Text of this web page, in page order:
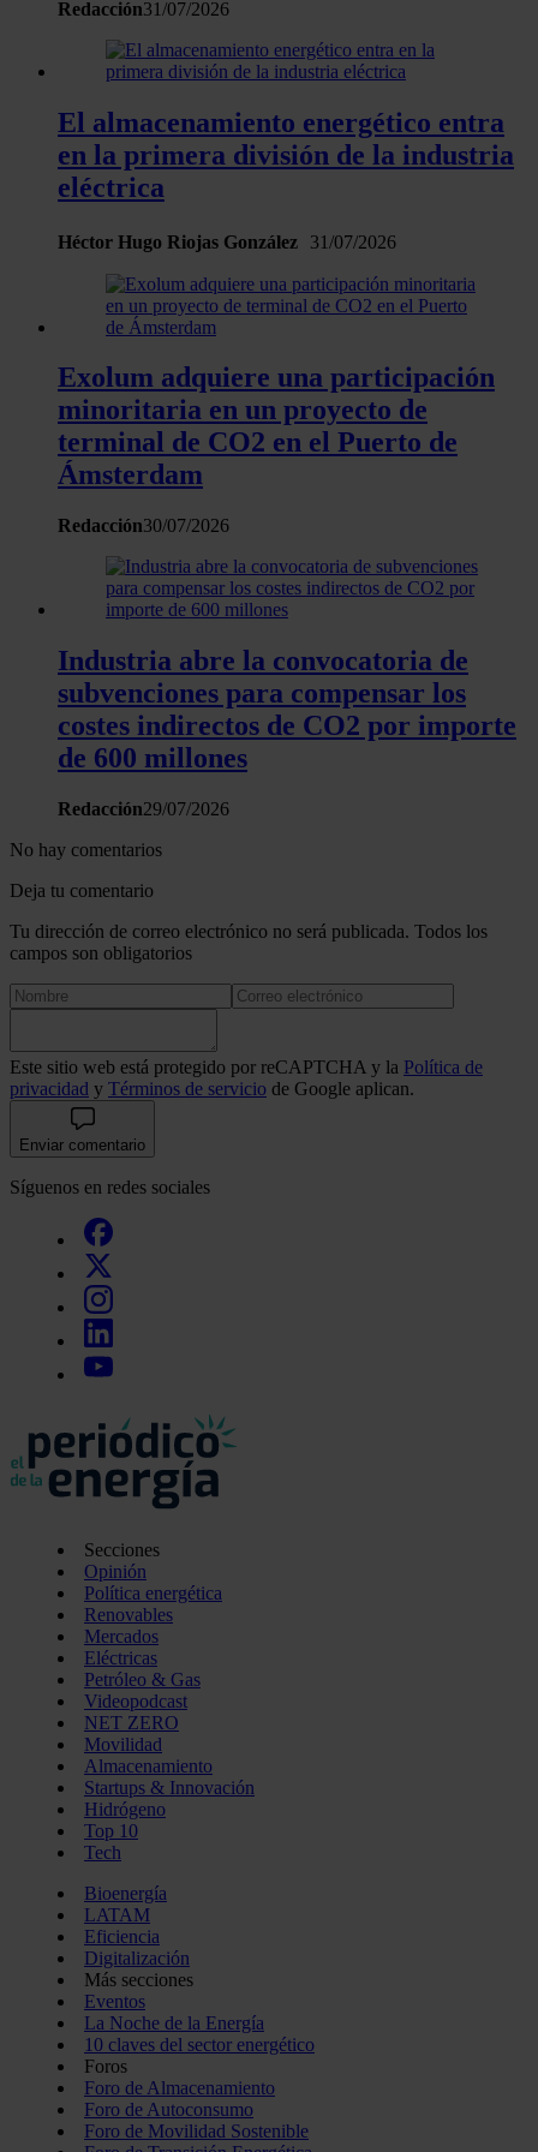
partir del uso que haya hecho de sus servicios.
Redacción31/07/2026
El almacenamiento energético entra
en la primera división de la industria
eléctrica
Héctor Hugo Riojas González 31/07/2026
Exolum adquiere una participación
minoritaria en un proyecto de
terminal de CO2 en el Puerto de
Ámsterdam
Redacción30/07/2026
Industria abre la convocatoria de
subvenciones para compensar los
costes indirectos de CO2 por importe
de 600 millones
Redacción29/07/2026
No hay comentarios
Deja tu comentario
Tu dirección de correo electrónico no será publicada. Todos los
campos son obligatorios
Este sitio web está protegido por reCAPTCHA y la Política de
privacidad y Términos de servicio de Google aplican.
Enviar comentario
Síguenos en redes sociales
Secciones
Opinión
Política energética
Renovables
Mercados
Eléctricas
Petróleo & Gas
Videopodcast
NET ZERO
Movilidad
Almacenamiento
Startups & Innovación
Hidrógeno
Top 10
Tech
Bioenergía
LATAM
Eficiencia
Digitalización
Más secciones
Eventos
La Noche de la Energía
10 claves del sector energético
Foros
Foro de Almacenamiento
Foro de Autoconsumo
Foro de Movilidad Sostenible